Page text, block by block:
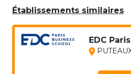
Établissements similaires
EDC